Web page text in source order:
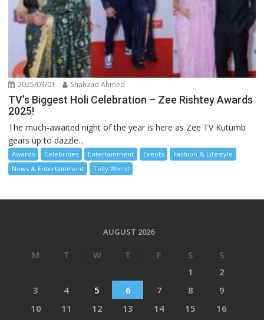
2025/03/01 Shahzad Ahmed
TV’s Biggest Holi Celebration – Zee Rishtey Awards
2025!
The much-awaited night of the year is here as Zee TV Kutumb
gears up to dazzle...
Awards Celebrities Entertainment Events
Fashion & Lifestyle
News & Entertainment
Telly World
AUGUST 2026
M T W T F S
S
1
2
3
4 5 6 7 8
9
10
11 12 13 14 15
16